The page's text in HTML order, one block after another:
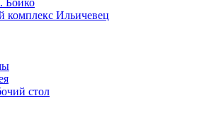
Бойко
комплекс Ильичевец
стол